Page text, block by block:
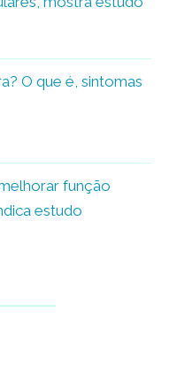
O que é, sintomas
função
estudo